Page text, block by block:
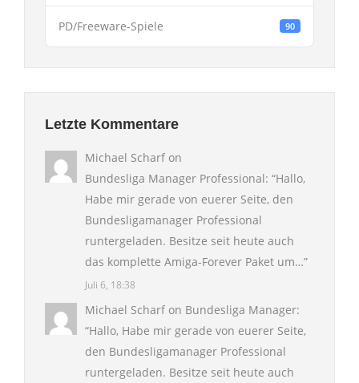
PD/Freeware-Spiele 90
Letzte Kommentare
Michael Scharf on
Bundesliga Manager Professional: “Hallo,
Habe mir gerade von euerer Seite, den
Bundesligamanager Professional
runtergeladen. Besitze seit heute auch
das komplette Amiga-Forever Paket um…”
Juli 6, 18:38
Michael Scharf on Bundesliga Manager:
“Hallo, Habe mir gerade von euerer Seite,
den Bundesligamanager Professional
runtergeladen. Besitze seit heute auch